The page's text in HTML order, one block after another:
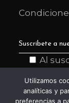
Al
y
Utilizamos
analíticas y
preferencias a